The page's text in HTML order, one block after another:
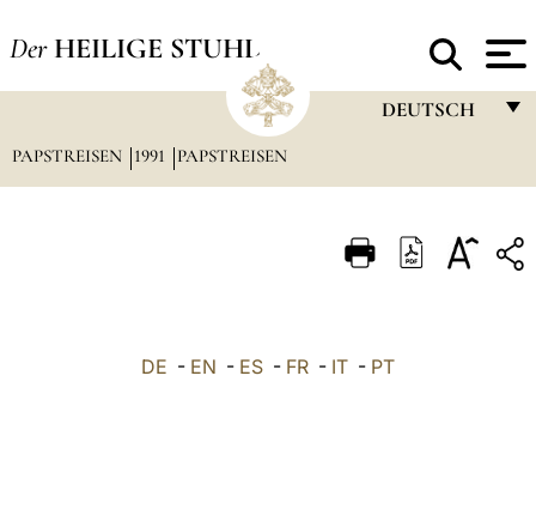
Der HEILIGE STUHL
DEUTSCH
ITALIANO
PAPSTREISEN 1991 PAPSTREISEN
DE - EN - ES - FR - IT - PT